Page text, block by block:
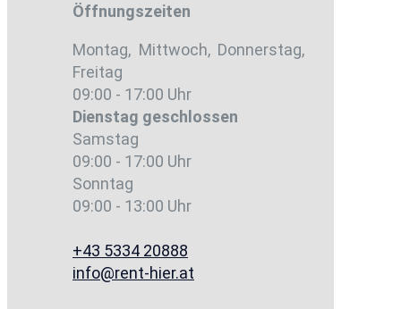
Öffnungszeiten
Montag, Mittwoch, Donnerstag,
Freitag
09:00 - 17:00 Uhr
Dienstag geschlossen
Samstag
09:00 - 17:00 Uhr
Sonntag
09:00 - 13:00 Uhr
+43 5334 20888
info@rent-hier.at